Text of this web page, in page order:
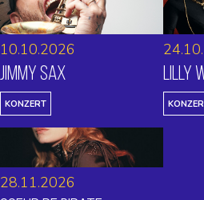
10.10.2026
Jimmy Sax
KONZERT
Lilly
28.11.2026